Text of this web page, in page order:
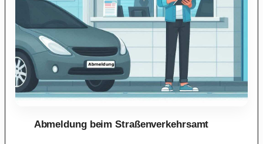
Abmeldung beim Straßenverkehrsamt